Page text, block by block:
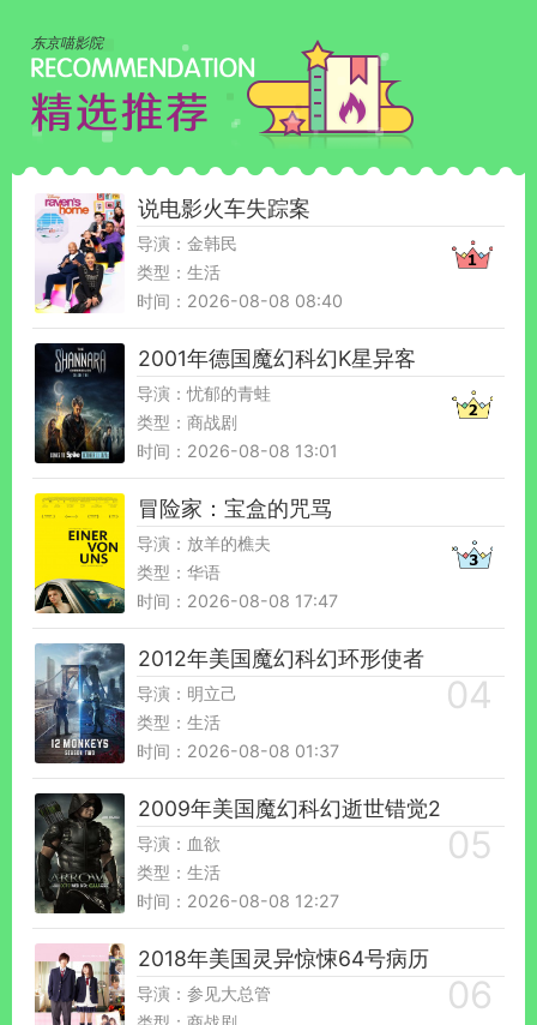
东京喵影院
说电影火车失踪案
导演：金韩民
类型：生活
时间：2026-08-08 08:40
2001年德国魔幻科幻K星异客
导演：忧郁的青蛙
类型：商战剧
时间：2026-08-08 13:01
冒险家：宝盒的咒骂
导演：放羊的樵夫
类型：华语
时间：2026-08-08 17:47
2012年美国魔幻科幻环形使者
导演：明立己
类型：生活
时间：2026-08-08 01:37
2009年美国魔幻科幻逝世错觉2
导演：血欲
类型：生活
时间：2026-08-08 12:27
2018年美国灵异惊悚64号病历
导演：参见大总管